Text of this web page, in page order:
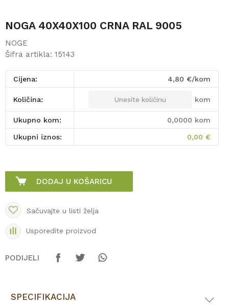
NOGA 40X40X100 CRNA RAL 9005
NOGE
Šifra artikla: 15143
Cijena: 4,80 €/kom
Količina: kom
Ukupno kom: 0,0000 kom
Ukupni iznos: 0,00 €
DODAJ U KOŠARICU
Sačuvajte u listi želja
Usporedite proizvod
PODIJELI
SPECIFIKACIJA